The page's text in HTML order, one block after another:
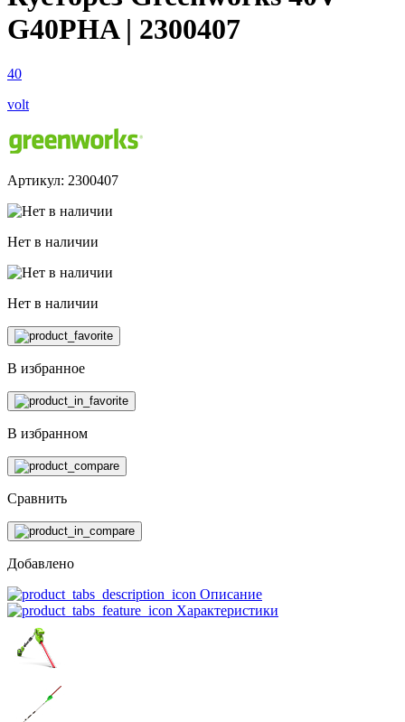
G40PHA | 2300407
40
volt
Артикул: 2300407
Нет в наличии
Нет в наличии
В избранное
В избранном
Сравнить
Добавлено
Описание
Характеристики